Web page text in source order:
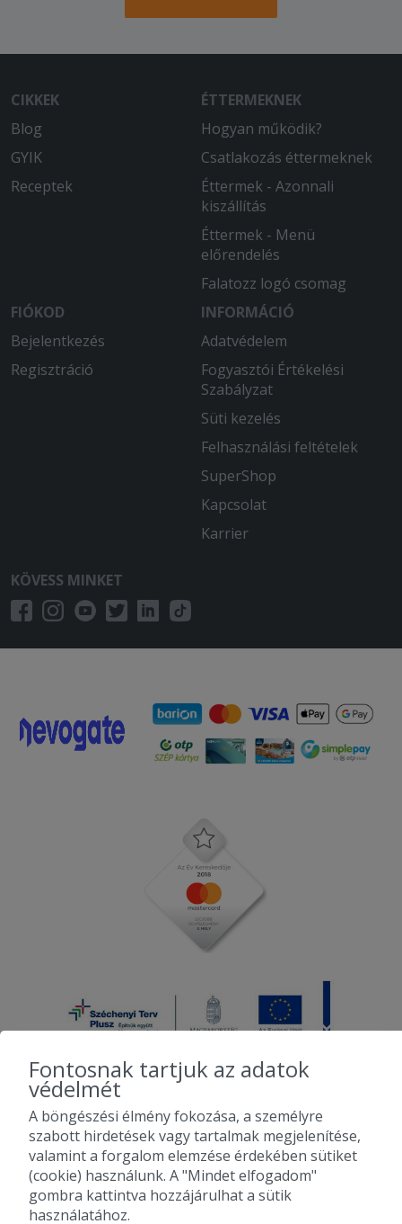
CIKKEK
Blog
GYIK
Receptek
ÉTTERMEKNEK
Hogyan működik?
Csatlakozás éttermeknek
Éttermek - Azonnali
kiszállítás
Éttermek - Menü
előrendelés
Falatozz logó csomag
FIÓKOD
Bejelentkezés
Regisztráció
INFORMÁCIÓ
Adatvédelem
Fogyasztói Értékelési
Szabályzat
Süti kezelés
Felhasználási feltételek
SuperShop
Kapcsolat
Karrier
KÖVESS MINKET
2010-2026 Copyright - Falatozz.hu - Diston-line Kft.
Pizza, gyros, hamburger, menük kedvező áron, egy helyen az összes
étterem ajánlata.
Fontosnak tartjuk az adatok
védelmét
A böngészési élmény fokozása, a személyre
szabott hirdetések vagy tartalmak megjelenítése,
valamint a forgalom elemzése érdekében sütiket
(cookie) használunk. A "Mindet elfogadom"
gombra kattintva hozzájárulhat a sütik
használatához.